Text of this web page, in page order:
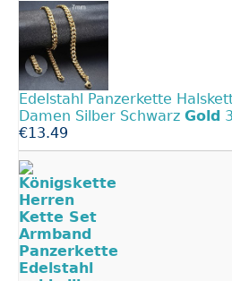
Edelstahl Panzerkette
Damen Silber Schwarz Gold
€13.49